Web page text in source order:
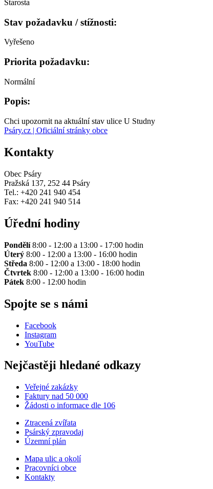
Starosta
Stav požadavku / stížnosti:
Vyřešeno
Priorita požadavku:
Normální
Popis:
Chci upozornit na aktuální stav ulice U Studny
Psáry.cz | Oficiální stránky obce
Kontakty
Obec Psáry
Pražská 137, 252 44 Psáry
Tel.: +420 241 940 454
Fax: +420 241 940 514
Úřední hodiny
Pondělí8:00 - 12:00 a 13:00 - 17:00 hodin
Úterý 8:00 - 12:00 a 13:00 - 16:00 hodin
Středa 8:00 - 12:00 a 13:00 - 18:00 hodin
Čtvrtek 8:00 - 12:00 a 13:00 - 16:00 hodin
Pátek 8:00 - 12:00 hodin
Spojte se s námi
Facebook
Instagram
YouTube
Nejčastěji hledané odkazy
Veřejné zakázky
Faktury nad 50 000
Žádosti o informace dle 106
Ztracená zvířata
Psárský zpravodaj
Územní plán
Mapa ulic a okolí
Pracovníci obce
Kontakty